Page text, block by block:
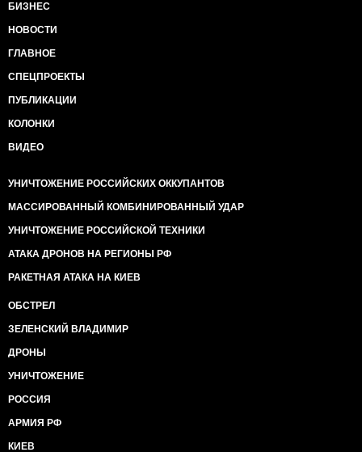
БИЗНЕС
НОВОСТИ
ГЛАВНОЕ
СПЕЦПРОЕКТЫ
ПУБЛИКАЦИИ
КОЛОНКИ
ВИДЕО
УНИЧТОЖЕНИЕ РОССИЙСКИХ ОККУПАНТОВ
МАССИРОВАННЫЙ КОМБИНИРОВАННЫЙ УДАР
УНИЧТОЖЕНИЕ РОССИЙСКОЙ ТЕХНИКИ
АТАКА ДРОНОВ НА РЕГИОНЫ РФ
РАКЕТНАЯ АТАКА НА КИЕВ
ОБСТРЕЛ
ЗЕЛЕНСКИЙ ВЛАДИМИР
ДРОНЫ
УНИЧТОЖЕНИЕ
РОССИЯ
АРМИЯ РФ
КИЕВ